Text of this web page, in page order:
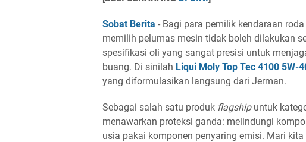
Sobat Berita - Bagi para pemilik kendaraan
memilih pelumas mesin tidak boleh dilakukan
spesifikasi oli yang sangat presisi untuk
buang. Di sinilah Liqui Moly Top Tec 4100 5W-
yang diformulasikan langsung dari Jerman.
Sebagai salah satu produk flagshipuntuk
menawarkan proteksi ganda: melindungi
usia pakai komponen penyaring emisi. Mari